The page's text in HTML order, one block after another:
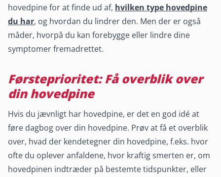
hovedpine for at finde ud af, hvilken type hovedpine
du har, og hvordan du lindrer den. Men der er også
måder, hvorpå du kan forebygge eller lindre dine
symptomer fremadrettet.
Førsteprioritet: Få overblik over
din hovedpine
Hvis du jævnligt har hovedpine, er det en god idé at
føre dagbog over din hovedpine. Prøv at få et overblik
over, hvad der kendetegner din hovedpine, f.eks. hvor
ofte du oplever anfaldene, hvor kraftig smerten er, om
hovedpinen indtræder på bestemte tidspunkter, eller